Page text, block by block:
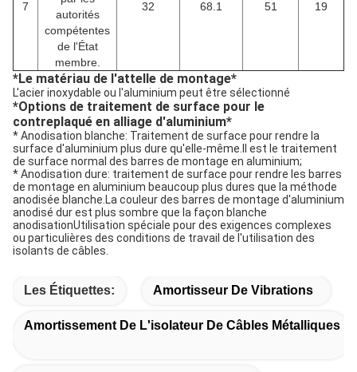
7
autorités
compétentes
de l'État
membre.
32 68.1 51 19
*Le matériau de l'attelle de montage*
L'acier inoxydable ou l'aluminium peut être sélectionné
*Options de traitement de surface pour le
contreplaqué en alliage d'aluminium*
* Anodisation blanche: Traitement de surface pour rendre la
surface d'aluminium plus dure qu'elle-même.Il est le traitement
de surface normal des barres de montage en aluminium;
* Anodisation dure: traitement de surface pour rendre les barres
de montage en aluminium beaucoup plus dures que la méthode
anodisée blanche.La couleur des barres de montage d'aluminium
anodisé dur est plus sombre que la façon blanche
anodisationUtilisation spéciale pour des exigences complexes
ou particulières des conditions de travail de l'utilisation des
isolants de câbles.
Les Étiquettes: Amortisseur De Vibrations
Amortissement De L'isolateur De Câbles Métalliques